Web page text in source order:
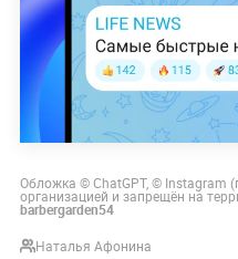
Обложка © ChatGPT, © Instagram
организацией и запрещён на
barbergarden54
Наталья Афонина